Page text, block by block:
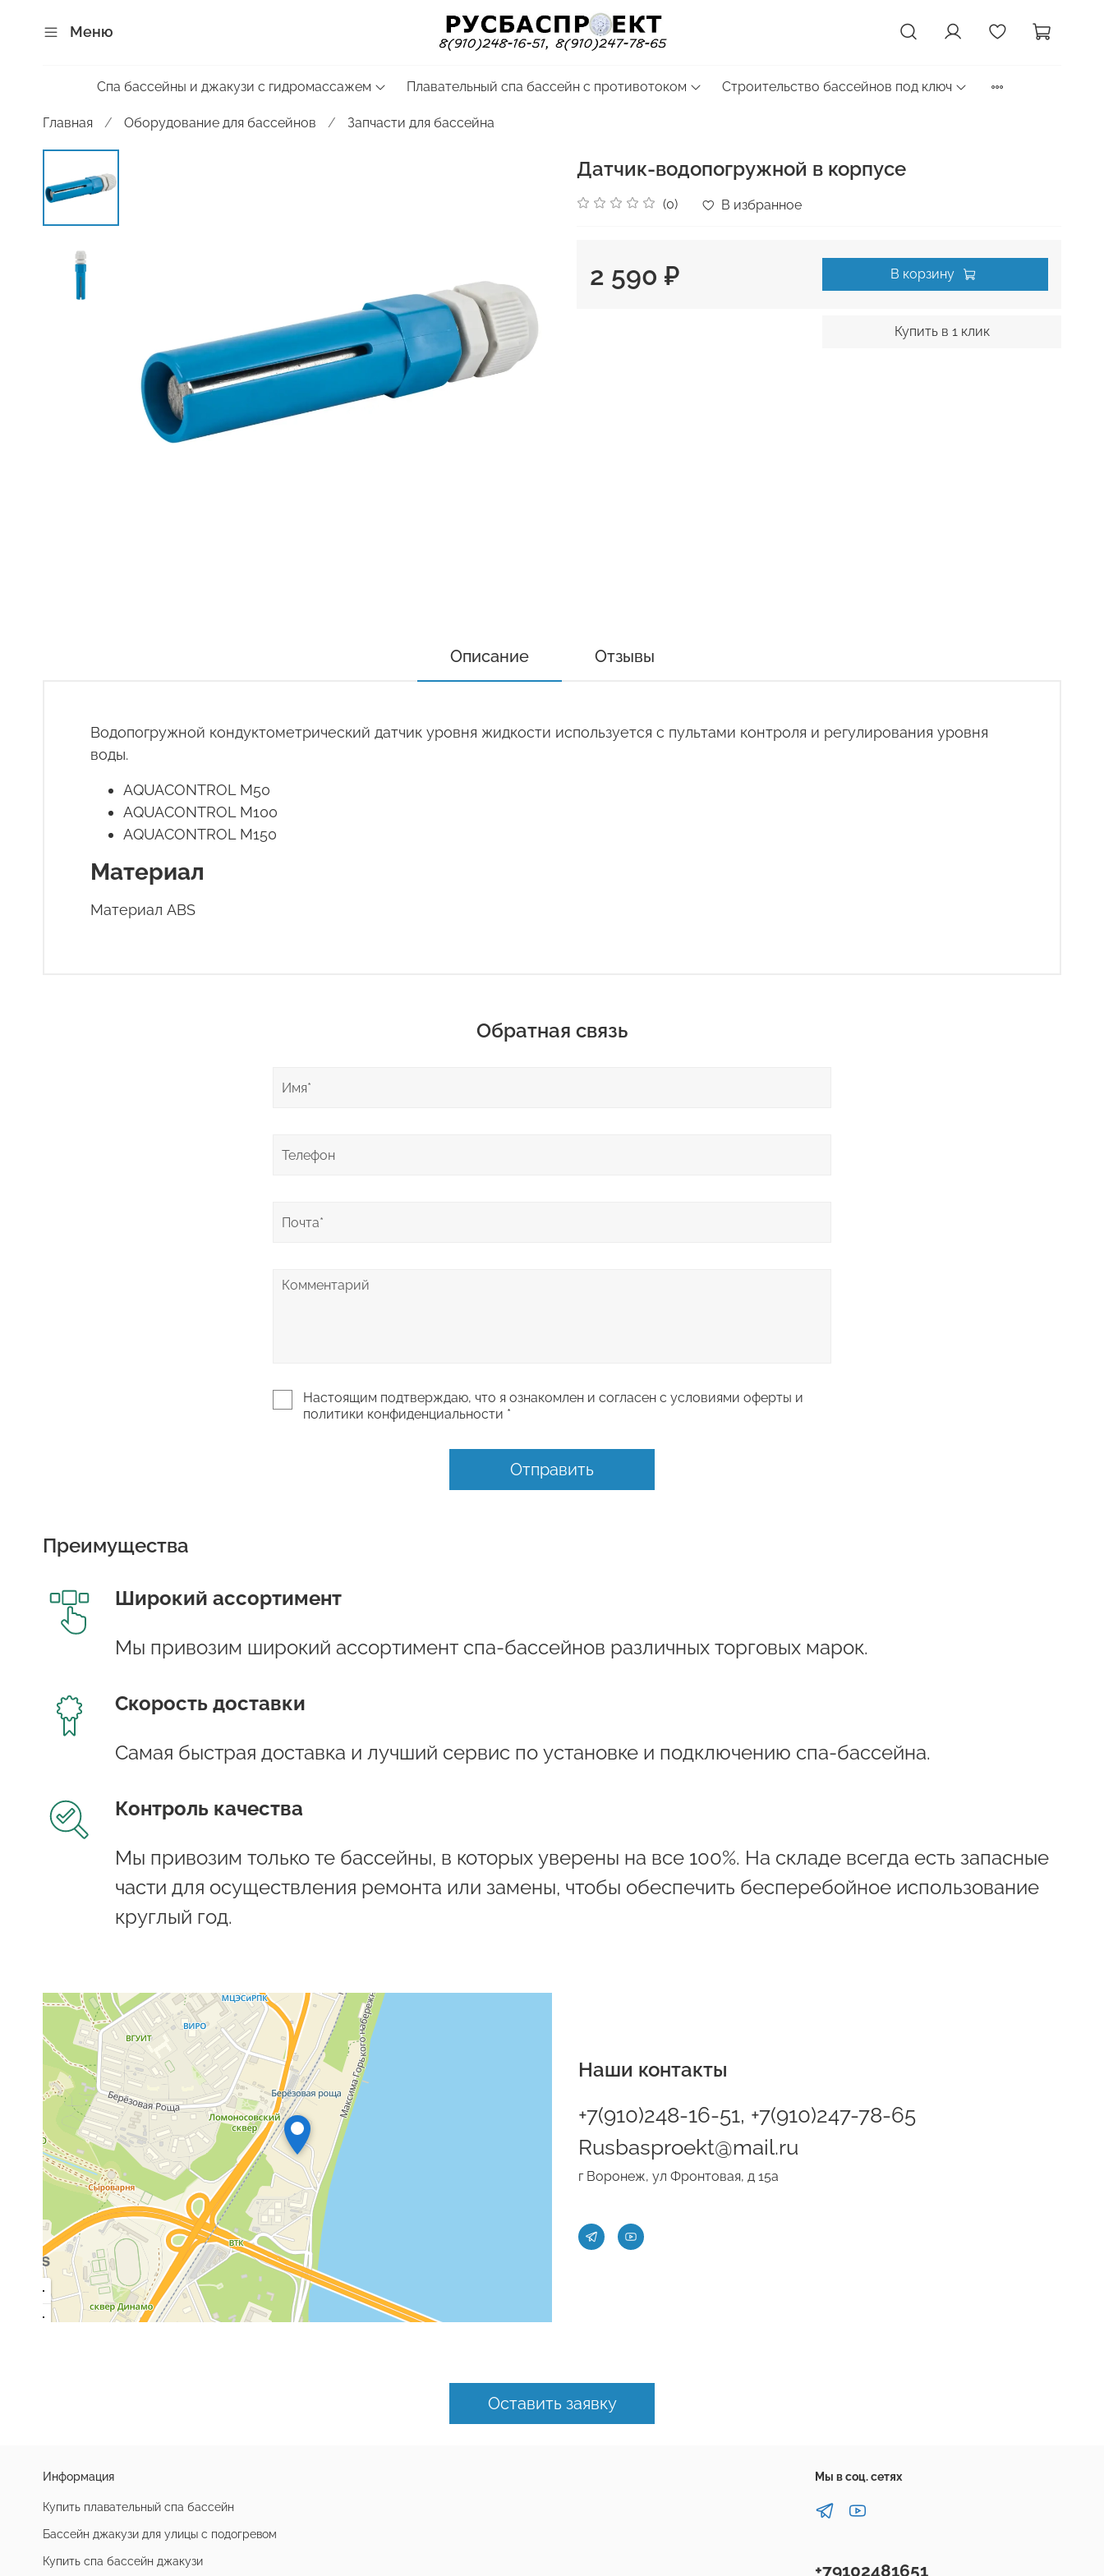
Меню
Спа бассейны и джакузи с гидромассажем Плавательный спа бассейн с противотоком Строительство бассейнов под ключ
Главная Оборудование для бассейнов Запчасти для бассейна
Датчик-водопогружной в корпусе
(0) В избранное
2 590 ₽ В корзину
Купить в 1 клик
Описание Отзывы
Водопогружной кондуктометрический датчик уровня жидкости используется с пультами контроля и регулирования уровня
воды.
AQUACONTROL M50
AQUACONTROL M100
AQUACONTROL M150
Материал
Материал ABS
Обратная связь
Настоящим подтверждаю, что я ознакомлен и согласен с условиями оферты и
политики конфиденциальности *
Отправить
Преимущества
Широкий ассортимент
Мы привозим широкий ассортимент спа-бассейнов различных торговых марок.
Скорость доставки
Самая быстрая доставка и лучший сервис по установке и подключению спа-бассейна.
Контроль качества
Мы привозим только те бассейны, в которых уверены на все 100%. На складе всегда есть запасные
части для осуществления ремонта или замены, чтобы обеспечить бесперебойное использование
круглый год.
Наши контакты
+7(910)248-16-51, +7(910)247-78-65
Rusbasproekt@mail.ru
г Воронеж, ул Фронтовая, д 15а
Оставить заявку
Информация
Купить плавательный спа бассейн
Бассейн джакузи для улицы с подогревом
Купить спа бассейн джакузи
Мы в соц. сетях
+79102481651